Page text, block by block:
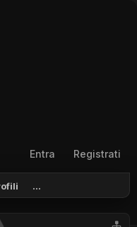
...
Entra Registrati